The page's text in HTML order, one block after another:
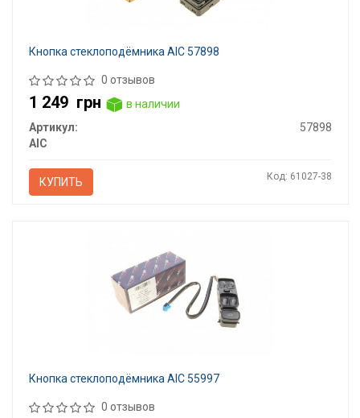
Кнопка стеклоподёмника AIC 57898
0 отзывов
1 249 грн
в наличии
Артикул:
57898
AIC
КУПИТЬ Код: 61027-38
Кнопка стеклоподёмника AIC 55997
0 отзывов